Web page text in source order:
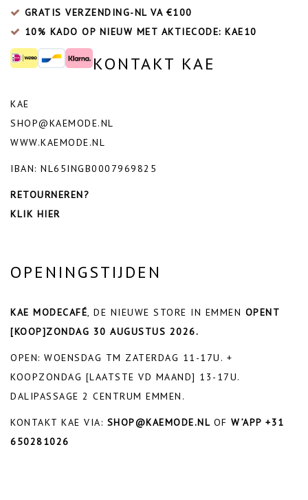
GRATIS VERZENDING-NL VA €100
10% KADO OP NIEUW MET AKTIECODE: KAE10
KONTAKT KAE
KAE
SHOP@KAEMODE.NL
WWW.KAEMODE.NL
IBAN: NL65INGB0007969825
RETOURNEREN?
KLIK HIER
OPENINGSTIJDEN
KAE MODECAFÉ, DE NIEUWE STORE IN EMMEN OPENT
[KOOP]ZONDAG 30 AUGUSTUS 2026.
OPEN: WOENSDAG TM ZATERDAG 11-17U. +
KOOPZONDAG [LAATSTE VD MAAND] 13-17U.
DALIPASSAGE 2 CENTRUM EMMEN.
KONTAKT KAE VIA: SHOP@KAEMODE.NL OF W’APP +31
650281026